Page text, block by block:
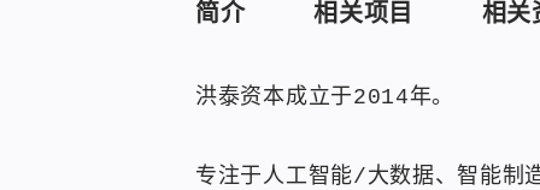
简介 相关项目 相关
洪泰资本成立于2014年。
专注于人工智能/大数据、智能制